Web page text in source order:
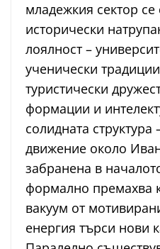
младежкия сектор се
исторически
лоялност –
ученически
туристически
формации и
солидната структура
движение около
забранена в
формално премахва
вакуум от
енергия търси нови